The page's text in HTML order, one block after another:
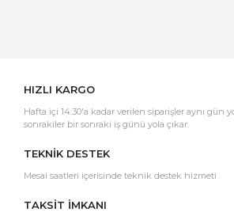
HIZLI KARGO
Hafta içi 14:30'a kadar verilen siparişler aynı gün
sonrakiler bir sonraki iş günü yola çıkar.
TEKNİK DESTEK
Mesai saatleri içerisinde teknik destek hizmeti
TAKSİT İMKANI